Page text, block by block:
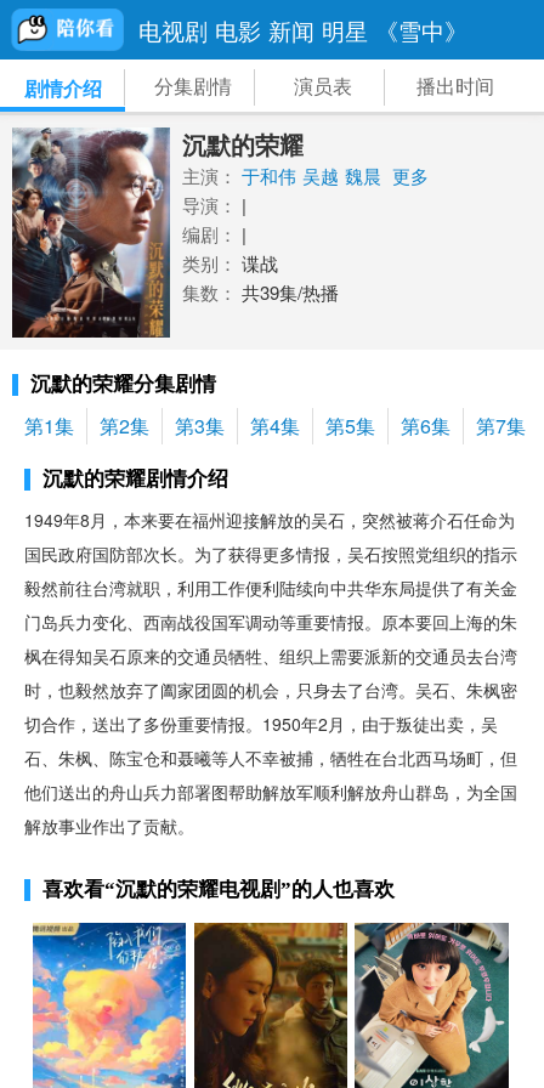
电视剧 电影 新闻 明星 《雪中》
剧情介绍 分集剧情 演员表 播出时间
沉默的荣耀
主演： 于和伟 吴越 魏晨 更多
导演： |
编剧： |
类别： 谍战
集数： 共39集/热播
沉默的荣耀分集剧情
第1集 第2集 第3集 第4集 第5集 第6集 第7集
沉默的荣耀剧情介绍
1949年8月，本来要在福州迎接解放的吴石，突然被蒋介石任命为
国民政府国防部次长。为了获得更多情报，吴石按照党组织的指示
毅然前往台湾就职，利用工作便利陆续向中共华东局提供了有关金
门岛兵力变化、西南战役国军调动等重要情报。原本要回上海的朱
枫在得知吴石原来的交通员牺牲、组织上需要派新的交通员去台湾
时，也毅然放弃了阖家团圆的机会，只身去了台湾。吴石、朱枫密
切合作，送出了多份重要情报。1950年2月，由于叛徒出卖，吴
石、朱枫、陈宝仓和聂曦等人不幸被捕，牺牲在台北西马场町，但
他们送出的舟山兵力部署图帮助解放军顺利解放舟山群岛，为全国
解放事业作出了贡献。
喜欢看“沉默的荣耀电视剧”的人也喜欢